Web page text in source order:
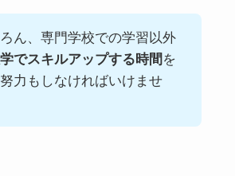
ん、専門学校での学習以外
でスキルアップする時間 を
力もしなければいけませ